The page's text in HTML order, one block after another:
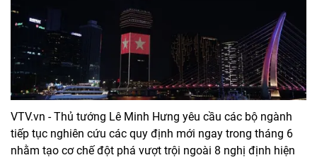
VTV.vn - Thủ tướng Lê Minh Hưng yêu cầu các bộ ngành
tiếp tục nghiên cứu các quy định mới ngay trong tháng 6
nhằm tạo cơ chế đột phá vượt trội ngoài 8 nghị định hiện